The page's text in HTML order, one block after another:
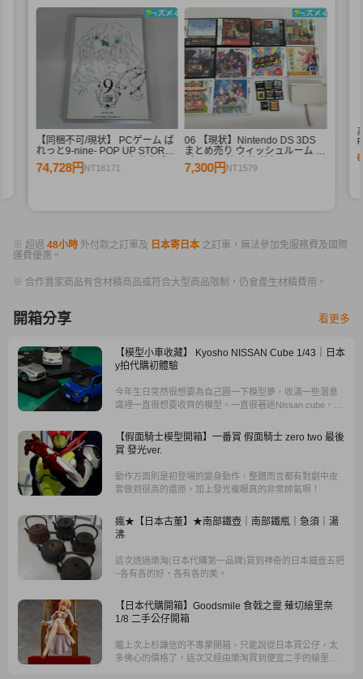
【同梱不可/現状】 PCゲーム ぱ
れっと9-nine- POP UP STORE
branches of memory 九條都 和
泉つばす 直筆サイン入り プリモ
74,728円NT16171
06 【現状】Nintendo DS 3DS
まとめ売り ウィッシュルーム リ
ズム天国 他 本体 箱無しソフト
7,300円NT1579
※ 超過 48小時 外付款之訂單及 日本寄日本 之訂單，無法參加免服務費及國際
運費優惠。
※ 合作賣家商品有含材積商品或符合大型商品限制，仍會產生材積費用。
開箱分享 看更多
【模型小車收藏】 Kyosho NISSAN Cube 1/43｜日本
y拍代購初體驗
今年生日突然很想要為自己圓一下模型夢，收滿一些潛意
識裡一直很想要收齊的模型。一直很著迷Nissan cube，實
小翹臀都特別著迷。網路上的拍賣看了一圈，發現如果要
買它的模型，最簡單的方法當然就是從他的母國日本尋找
了。
【假面騎士模型開箱】一番賞 假面騎士 zero two 最後
賞 發光ver.
動作方面則是初登場的變身動作，整體而言都有對劇中皮
套做到很高的還原，加上發光複眼真的非常帥氣啊！
瘋★【日本古董】★南部鐵壺｜南部鐵瓶｜急須｜湯
沸
這次透過樂淘(日本代購第一品牌)買到神奇的日本鐵壺五把
~各有各的好，各有各的美。
【日本代購開箱】Goodsmile 食戟之靈 薙切繪里奈
1/8 二手公仔開箱
繼上次上杉謙信的不專業開箱，只能說從日本買公仔，太
多佛心的價格了，這次又經由樂淘買到便宜二手的繪里奈